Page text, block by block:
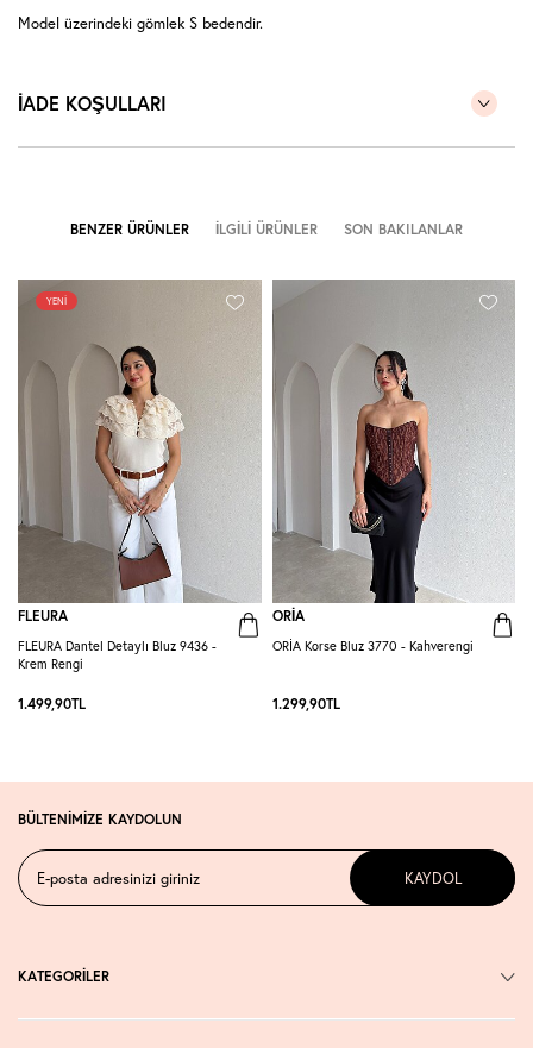
Model üzerindeki gömlek S bedendir.
İADE KOŞULLARI
BENZER ÜRÜNLER İLGILI ÜRÜNLER SON BAKILANLAR
YENI
FLEURA
FLEURA Dantel Detaylı Bluz 9436 -
Krem Rengi
1.499,90TL
ORİA
ORİA Korse Bluz 3770 - Kahverengi
1.299,90TL
BÜLTENİMİZE KAYDOLUN
KAYDOL
KATEGORİLER